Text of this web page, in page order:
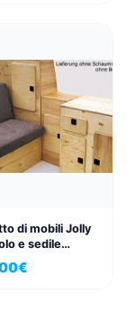
di mobili Jolly
e sedile
per VW T3
€